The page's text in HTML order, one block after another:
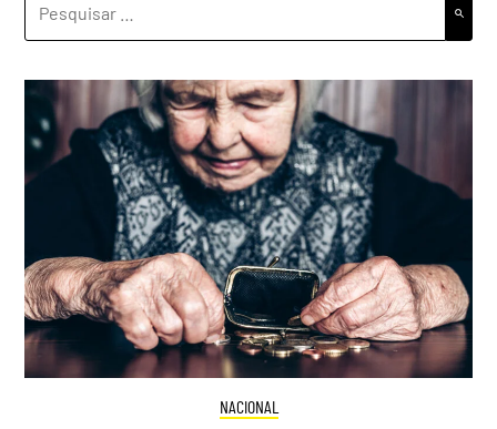
POR:
NACIONAL